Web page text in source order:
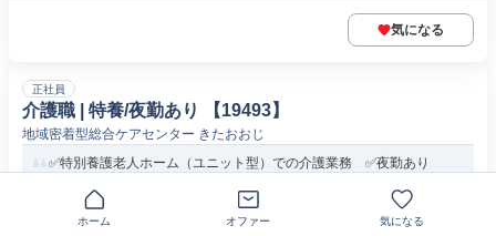
気になる
正社員
介護職 | 特養/夜勤あり 【19493】
地域密着型総合ケアセンター きたおおじ
✅特別養護老人ホーム（ユニット型）での介護業務 ✅夜勤あり
ホーム オファー 気になる